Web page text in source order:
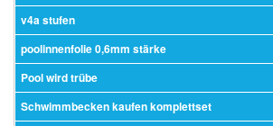
v4a stufen
poolinnenfolie 0,6mm stärke
Pool wird trübe
Schwimmbecken kaufen komplettset